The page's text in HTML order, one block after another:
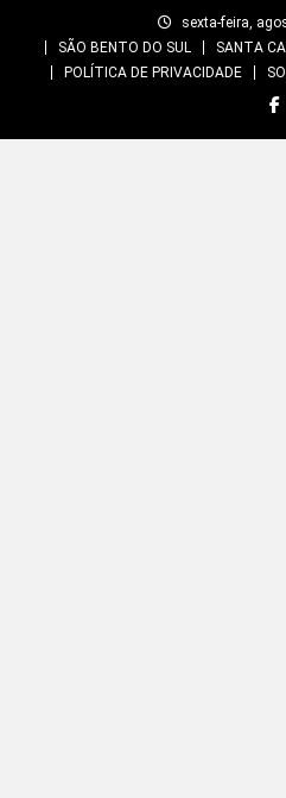
sexta-feira,
SÃO BENTO DO SUL
SANTA
POLÍTICA DE PRIVACIDADE